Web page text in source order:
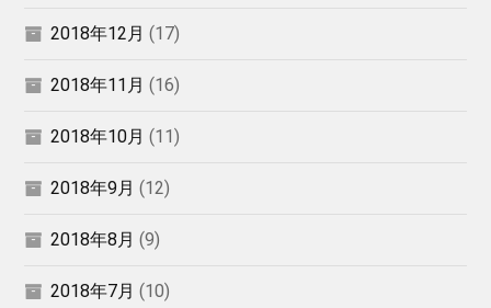
2018年12月 (17)
2018年11月 (16)
2018年10月 (11)
2018年9月 (12)
2018年8月 (9)
2018年7月 (10)